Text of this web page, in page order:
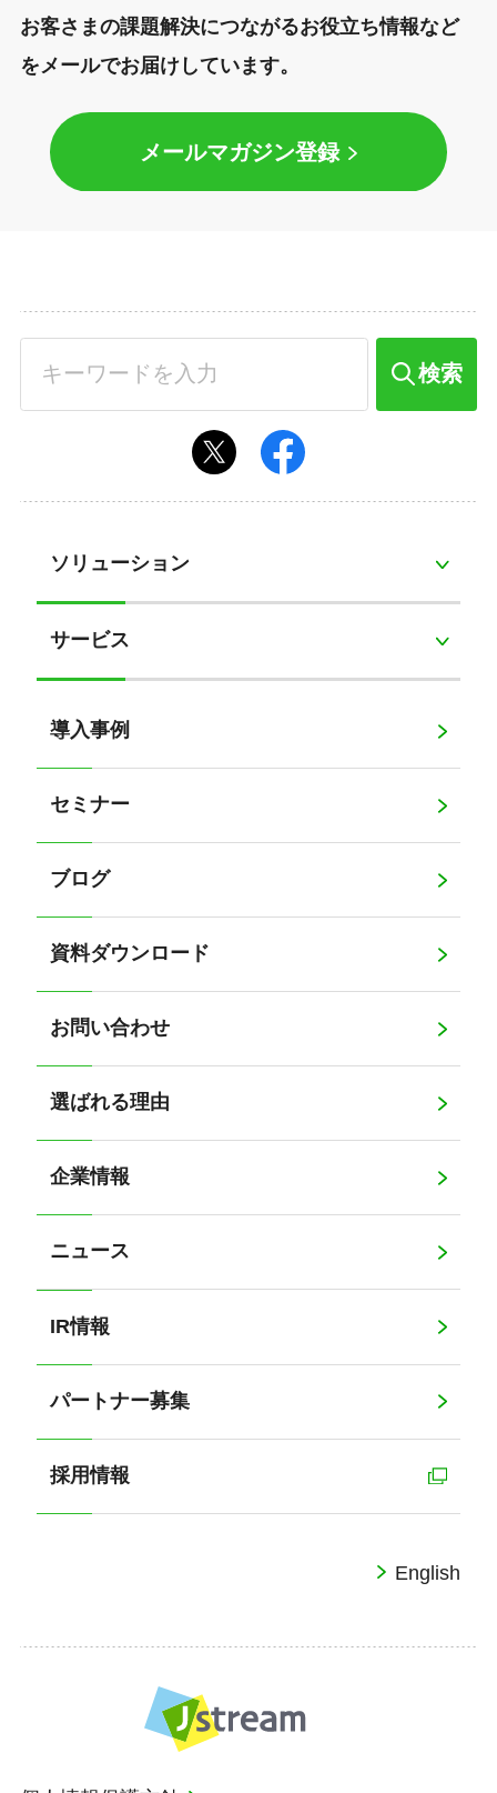
お客さまの課題解決につながるお役立ち情報など
をメールでお届けしています。
メールマガジン登録
検索
ソリューション
サービス
導入事例
セミナー
ブログ
資料ダウンロード
お問い合わせ
選ばれる理由
企業情報
ニュース
IR情報
パートナー募集
採用情報
English